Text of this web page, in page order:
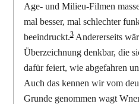
Age- und Milieu-Filmen
mal besser, mal schlechter
beeindruckt.3Andererseits
Überzeichnung denkbar, die
dafür feiert, wie abgefahren
Auch das kennen wir vom
Grunde genommen wagt